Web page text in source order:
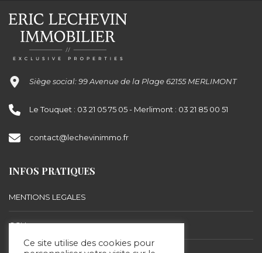
Siège social: 99 Avenue de la Plage 62155 MERLIMONT
Le Touquet : 03 21 05 75 05 - Merlimont : 03 21 85 00 51
contact@lechevinimmo.fr
INFOS PRATIQUES
MENTIONS LEGALES
CGU
Ce site utilise des cookies pour